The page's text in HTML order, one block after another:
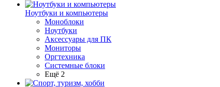
Ноутбуки и компьютеры
Моноблоки
Ноутбуки
Аксессуары для ПК
Мониторы
Оргтехника
Системные блоки
Ещё 2